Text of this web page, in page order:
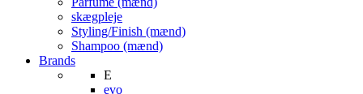
skægpleje
Styling/Finish (mænd)
Shampoo (mænd)
Brands
E
evo